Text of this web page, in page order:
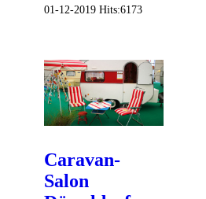
01-12-2019 Hits:6173
Caravan-
Salon